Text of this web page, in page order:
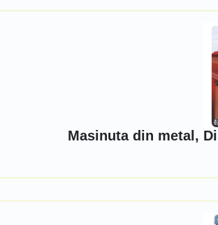
Masinuta din metal,